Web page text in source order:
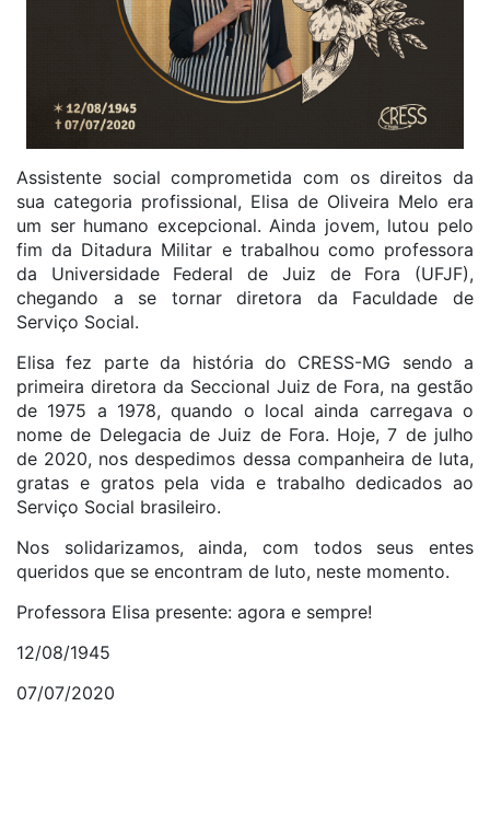
Assistente social comprometida com os direitos da
sua categoria profissional, Elisa de Oliveira Melo era
um ser humano excepcional. Ainda jovem, lutou pelo
fim da Ditadura Militar e trabalhou como professora
da Universidade Federal de Juiz de Fora (UFJF),
chegando a se tornar diretora da Faculdade de
Serviço Social.
Elisa fez parte da história do CRESS-MG sendo a
primeira diretora da Seccional Juiz de Fora, na gestão
de 1975 a 1978, quando o local ainda carregava o
nome de Delegacia de Juiz de Fora. Hoje, 7 de julho
de 2020, nos despedimos dessa companheira de luta,
gratas e gratos pela vida e trabalho dedicados ao
Serviço Social brasileiro.
Nos solidarizamos, ainda, com todos seus entes
queridos que se encontram de luto, neste momento.
Professora Elisa presente: agora e sempre!
12/08/1945
07/07/2020